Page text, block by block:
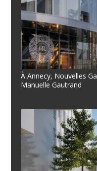
À Annecy, Nouvelles
Manuelle Gautrand